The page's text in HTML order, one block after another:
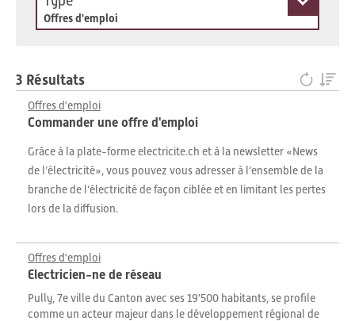
Offres d'emploi
3 Résultats
Offres d'emploi
Commander une offre d'emploi
Grâce à la plate-forme electricite.ch et à la newsletter «News
de l’électricité», vous pouvez vous adresser à l’ensemble de la
branche de l’électricité de façon ciblée et en limitant les pertes
lors de la diffusion.
Offres d'emploi
Electricien-ne de réseau
Pully, 7e ville du Canton avec ses 19'500 habitants, se profile
comme un acteur majeur dans le développement régional de